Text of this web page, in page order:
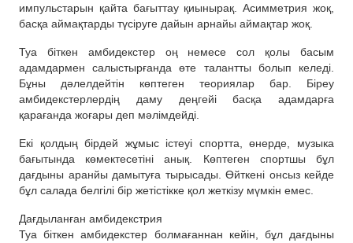
импульстарын қайта бағыттау қиынырақ. Асимметрия жоқ,
басқа аймақтарды түсіруге дайын арнайы аймақтар жоқ.
Туа біткен амбидекстер оң немесе сол қолы басым
адамдармен салыстырғанда өте талантты болып келеді.
Бұны дәлелдейтін көптеген теориялар бар. Біреу
амбидекстерлердің даму деңгейі басқа адамдарға
қарағанда жоғары деп мәлімдейді.
Екі қолдың бірдей жұмыс істеуі спортта, өнерде, музыка
бағытында көмектесетіні анық. Көптеген спортшы бұл
дағдыны аранйы дамытуға тырысады. Өйткені онсыз кейде
бұл салада белгілі бір жетістікке қол жеткізу мүмкін емес.
Дағдыланған амбидекстрия
Туа біткен амбидекстер болмағаннан кейін, бұл дағдыны